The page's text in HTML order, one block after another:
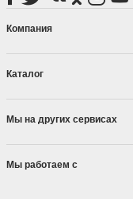
Компания
Каталог
Мы на других сервисах
Мы работаем с